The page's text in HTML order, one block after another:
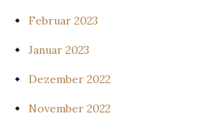
Februar 2023
Januar 2023
Dezember 2022
November 2022